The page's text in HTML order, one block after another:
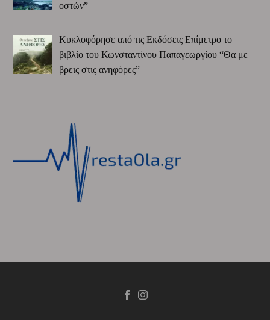
οστών”
Κυκλοφόρησε από τις Εκδόσεις Επίμετρο το
βιβλίο του Κωνσταντίνου Παπαγεωργίου “Θα με
βρεις στις ανηφόρες”